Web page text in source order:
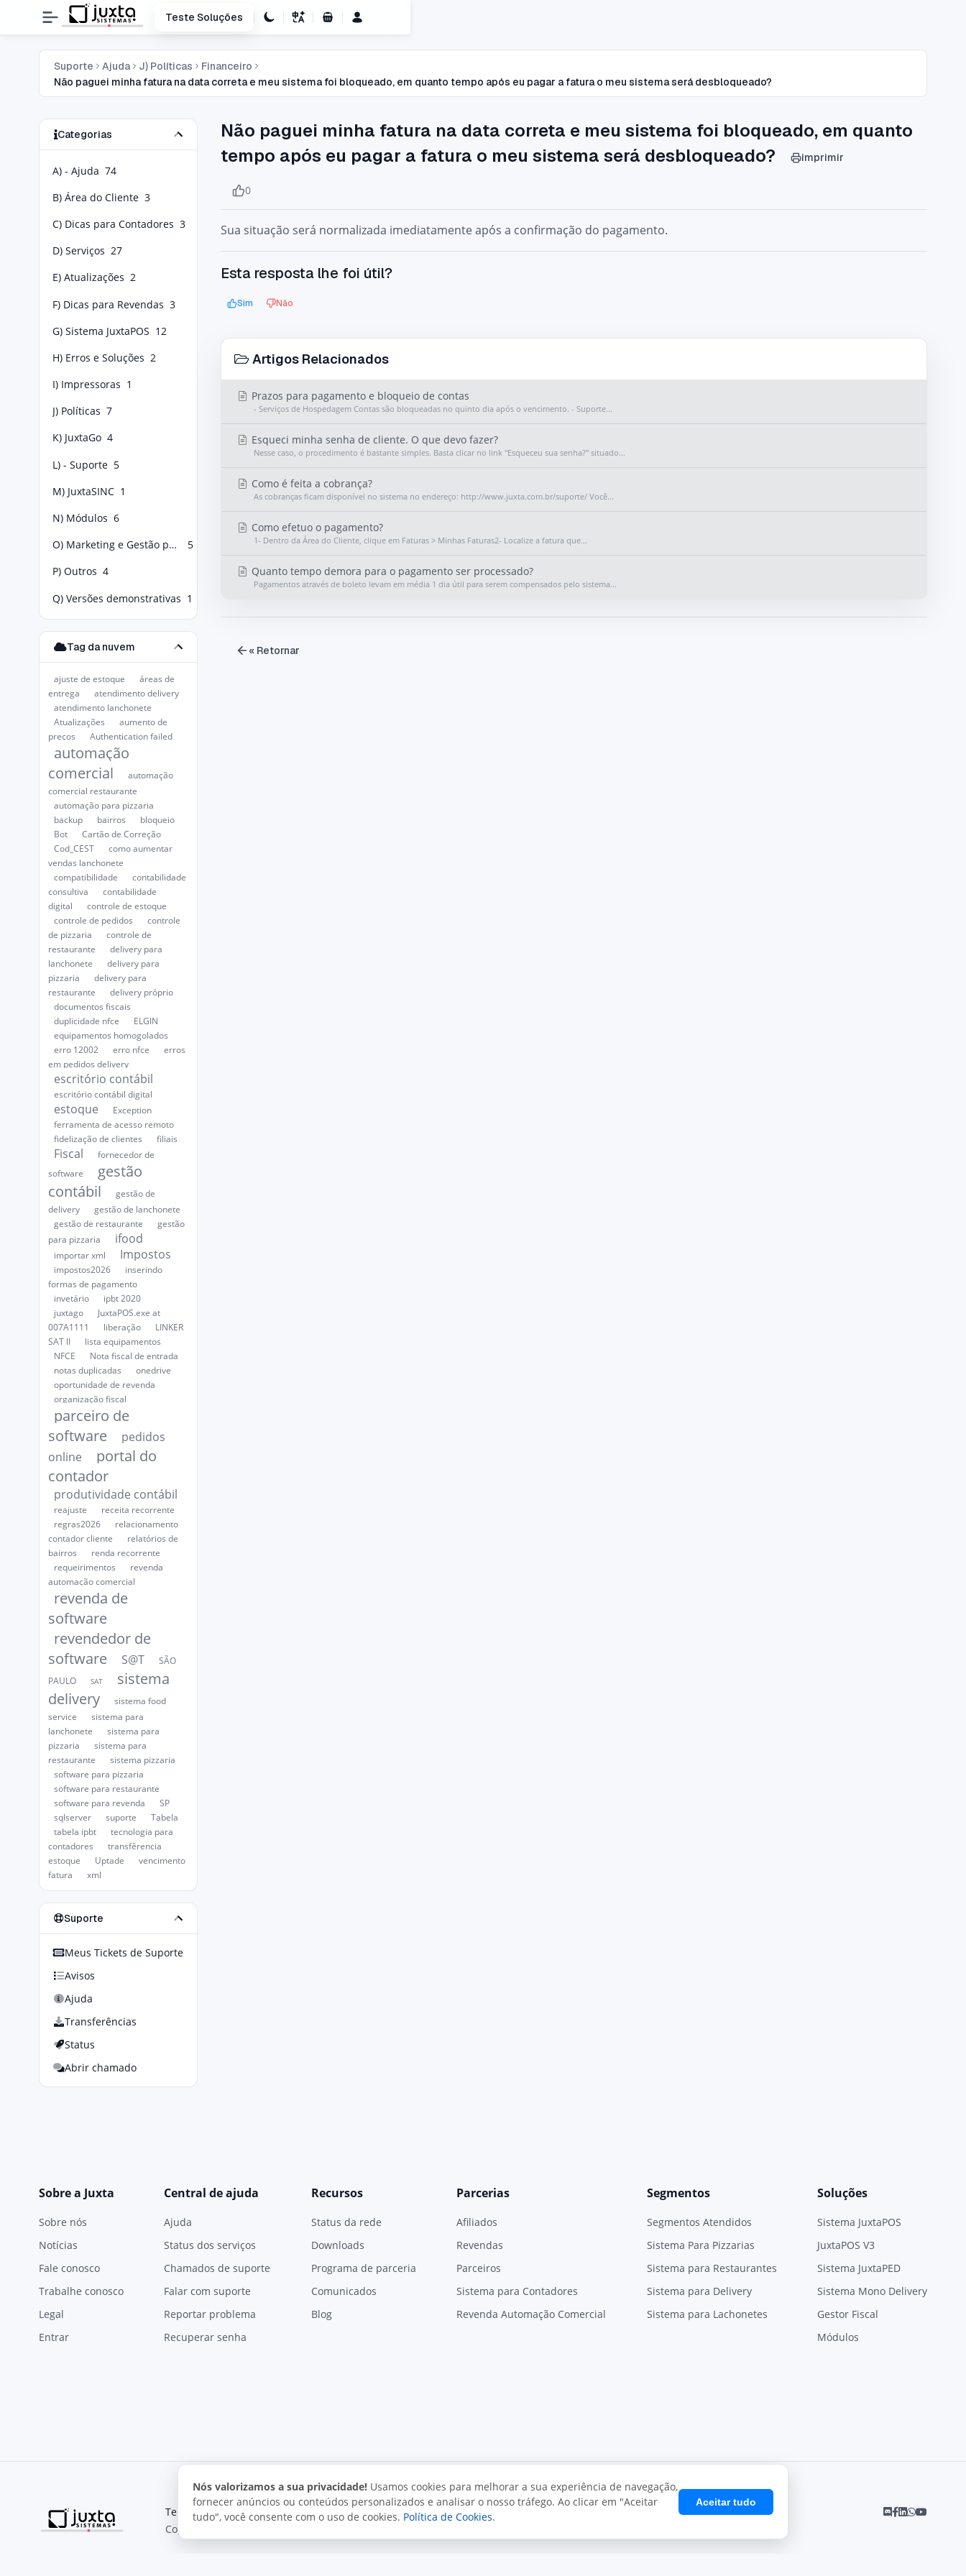
Teste Soluções
Carrinho de Compras
Suporte Ajuda J) Políticas
Financeiro
Não paguei minha fatura na data correta e meu sistema foi bloqueado, em quanto tempo após eu pagar a fatura o meu sistema será desbloqueado?
Categorias
A) - Ajuda 74
B) Área do Cliente 3
C) Dicas para Contadores 3
D) Serviços 27
E) Atualizações 2
F) Dicas para Revendas 3
G) Sistema JuxtaPOS 12
H) Erros e Soluções 2
I) Impressoras 1
J) Políticas 7
K) JuxtaGo 4
L) - Suporte 5
M) JuxtaSINC 1
N) Módulos 6
O) Marketing e Gestão para Food Service
5
P) Outros 4
Q) Versões demonstrativas 1
Tag da nuvem
ajuste de estoque
áreas de
entrega
atendimento delivery
atendimento lanchonete
Atualizações
aumento de
preços
Authentication failed
automação
comercial
automação
comercial restaurante
automação para pizzaria
backup
bairros
bloqueio
Bot
Cartão de Correção
Cod_CEST
como aumentar
vendas lanchonete
compatibilidade
contabilidade
consultiva
contabilidade
digital
controle de estoque
controle de pedidos
controle
de pizzaria
controle de
restaurante
delivery para
lanchonete
delivery para
pizzaria
delivery para
restaurante
delivery próprio
documentos fiscais
duplicidade nfce
ELGIN
equipamentos homogolados
erro 12002
erro nfce
erros
em pedidos delivery
escritório contábil
escritório contábil digital
estoque
Exception
ferramenta de acesso remoto
fidelização de clientes
filiais
Fiscal
fornecedor de
software
gestão
contábil
gestão de
delivery
gestão de lanchonete
gestão de restaurante
gestão
para pizzaria
ifood
importar xml Impostos
impostos2026
inserindo
formas de pagamento
invetário
ipbt 2020
juxtago
JuxtaPOS.exe at
007A1111
liberação
LINKER
SAT II
lista equipamentos
NFCE
Nota fiscal de entrada
notas duplicadas
onedrive
oportunidade de revenda
organização fiscal
parceiro de
software
pedidos
online
portal do
contador
produtividade contábil
reajuste
receita recorrente
regras2026
relacionamento
contador cliente
relatórios de
bairros
renda recorrente
requeirimentos
revenda
automação comercial
revenda de
software
revendedor de
software
S@T
SÃO
PAULO
SAT
sistema
delivery
sistema food
service
sistema para
lanchonete
sistema para
pizzaria
sistema para
restaurante
sistema pizzaria
software para pizzaria
software para restaurante
software para revenda
SP
sqlserver
suporte
Tabela
tabela ipbt
tecnologia para
contadores
transfêrencia
estoque
Uptade
vencimento
fatura
xml
Suporte
Meus Tickets de Suporte
Avisos
Ajuda
Transferências
Status
Abrir chamado
Não paguei minha fatura na data correta e meu sistema foi bloqueado, em quanto
tempo após eu pagar a fatura o meu sistema será desbloqueado?
imprimir
0
Sua situação será normalizada imediatamente após a confirmação do pagamento.
Esta resposta lhe foi útil?
Sim Não
Artigos Relacionados
Prazos para pagamento e bloqueio de contas
- Serviços de Hospedagem Contas são bloqueadas no quinto dia após o vencimento. - Suporte...
Esqueci minha senha de cliente. O que devo fazer?
Nesse caso, o procedimento é bastante simples. Basta clicar no link "Esqueceu sua senha?" situado...
Como é feita a cobrança?
As cobranças ficam disponível no sistema no endereço: http://www.juxta.com.br/suporte/ Você...
Como efetuo o pagamento?
1- Dentro da Área do Cliente, clique em Faturas > Minhas Faturas2- Localize a fatura que...
Quanto tempo demora para o pagamento ser processado?
Pagamentos através de boleto levam em média 1 dia útil para serem compensados pelo sistema...
« Retornar
Sobre a Juxta
Sobre nós
Notícias
Fale conosco
Trabalhe conosco
Legal
Entrar
Central de ajuda
Ajuda
Status dos serviços
Chamados de suporte
Falar com suporte
Reportar problema
Recuperar senha
Recursos
Status da rede
Downloads
Programa de parceria
Comunicados
Blog
Parcerias
Afiliados
Revendas
Parceiros
Sistema para Contadores
Revenda Automação Comercial
Segmentos
Segmentos Atendidos
Sistema Para Pizzarias
Sistema para Restaurantes
Sistema para Delivery
Sistema para Lachonetes
Soluções
Sistema JuxtaPOS
JuxtaPOS V3
Sistema JuxtaPED
Sistema Mono Delivery
Gestor Fiscal
Módulos
Nós valorizamos a sua privacidade! Usamos cookies para melhorar a sua experiência de navegação,
fornecer anúncios ou conteúdos personalizados e analisar o nosso tráfego. Ao clicar em "Aceitar
tudo", você consente com o uso de cookies. Política de Cookies.
Aceitar tudo
Termos de uso Política de privacidade Uso aceitável
Direitos autorais
Copyright © 2026, Juxta Sistemas. Todos os direitos reservados.